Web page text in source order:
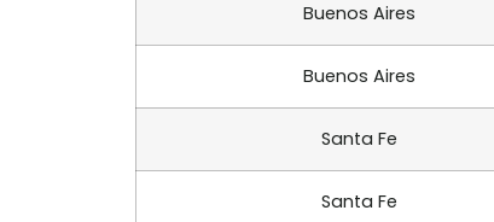
Buenos Aires
Buenos Aires
Santa Fe
Santa Fe